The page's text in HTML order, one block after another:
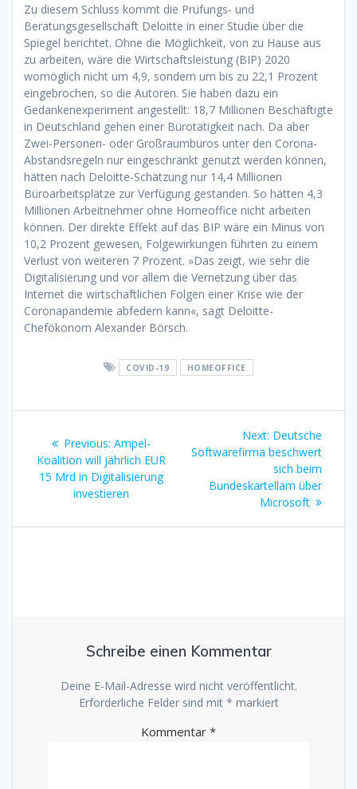
Zu diesem Schluss kommt die Prüfungs- und
Beratungsgesellschaft Deloitte in einer Studie über die
Spiegel berichtet. Ohne die Möglichkeit, von zu Hause aus
zu arbeiten, wäre die Wirtschaftsleistung (BIP) 2020
womöglich nicht um 4,9, sondern um bis zu 22,1 Prozent
eingebrochen, so die Autoren. Sie haben dazu ein
Gedankenexperiment angestellt: 18,7 Millionen Beschäftigte
in Deutschland gehen einer Bürotätigkeit nach. Da aber
Zwei-Personen- oder Großraumbüros unter den Corona-
Abstandsregeln nur ein­­geschränkt genutzt werden können,
hätten nach Deloitte-Schätzung nur 14,4 Millionen
Büroarbeitsplätze zur Verfügung gestanden. So hätten 4,3
Millionen Arbeitnehmer ohne Home­office nicht arbeiten
können. Der direkte Effekt auf das BIP wäre ein Minus von
10,2 Prozent gewesen, Folgewirkungen führten zu einem
Verlust von weiteren 7 Prozent. »Das zeigt, wie sehr die
Digitalisierung und vor allem die Vernetzung über das
Internet die wirtschaftlichen Folgen einer Krise wie der
Coronapandemie abfedern kann«, sagt Deloitte-
Chefökonom Alexander Börsch.
COVID-19 HOMEOFFICE
Previous: Previous
post:
Ampel-
Koalition will jährlich EUR
15 Mrd in Digitalisierung
investieren
Next: Next
post:
Deutsche
Softwarefirma beschwert
sich beim
Bundeskartellam über
Microsoft
Schreibe einen Kommentar
Deine E-Mail-Adresse wird nicht veröffentlicht.
Erforderliche Felder sind mit * markiert
Kommentar *